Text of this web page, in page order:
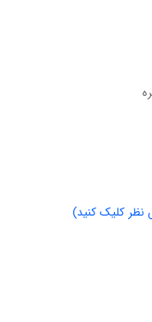
نظر کلیک کنید)